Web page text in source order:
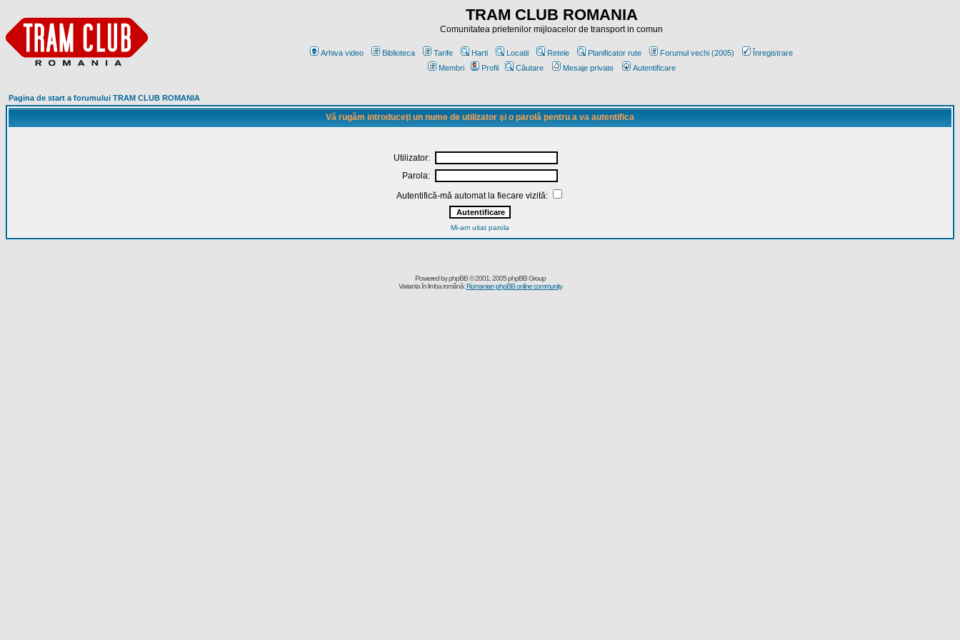
TRAM CLUB ROMANIA
Comunitatea prietenilor mijloacelor de transport in comun
Arhiva video Biblioteca Tarife Harti Locatii Retele Planificator rute Forumul vechi (2005)
Înregistrare
Membri
Profil Căutare Mesaje private Autentificare
Pagina de start a forumului TRAM CLUB ROMANIA
Vă rugăm introduceţi un nume de utilizator şi o parolă pentru a va autentifica
Utilizator:
Parola:
Autentifică-mă automat la fiecare vizită:
Mi-am uitat parola
Powered byphpBB© 2001, 2005 phpBB Group
Varianta în limba română:Romanian phpBB online community